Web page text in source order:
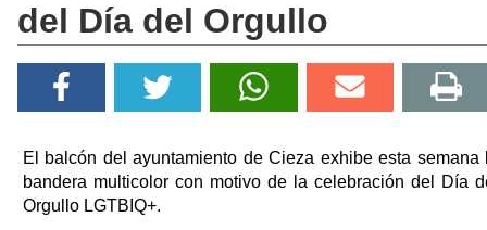
del Día del Orgullo
El balcón del ayuntamiento de Cieza exhibe esta semana
bandera multicolor con motivo de la celebración del Día
Orgullo LGTBIQ+.